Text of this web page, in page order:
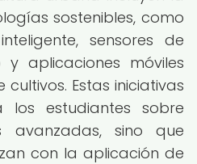
sostenibles, como
sensores de
aplicaciones móviles
Estas iniciativas
estudiantes sobre
avanzadas, sino que
con la aplicación de